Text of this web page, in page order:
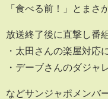
「食べる前！」とまさ
放送終了後に直撃し番
・太田さんの楽屋対応
・デーブさんのダジャ
などサンジャポメンバ